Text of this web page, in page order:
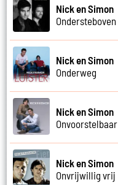
Nick en Simon
Ondersteboven
Nick en Simon
Onderweg
Nick en Simon
Onvoorstelbaar
Nick en Simon
Onvrijwillig vrij